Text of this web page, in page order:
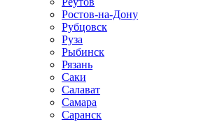
Ростов-на-Дону
Рубцовск
Руза
Рыбинск
Рязань
Саки
Салават
Самара
Саранск